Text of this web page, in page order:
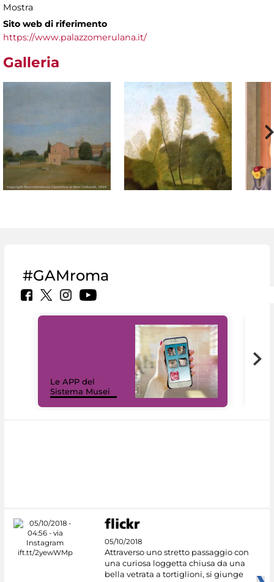
Mostra
Sito web di riferimento
https://www.palazzomerulana.it/
Galleria
#GAMroma
Le APP del
Sistema Musei
05/10/2018
Attraverso uno stretto passaggio con
una curiosa loggetta chiusa da una
bella vetrata a tortiglioni, si giunge